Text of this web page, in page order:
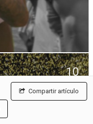
Compartir artículo
10
febrero